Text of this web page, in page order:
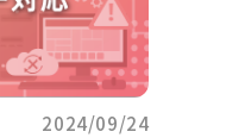
2024/09/24